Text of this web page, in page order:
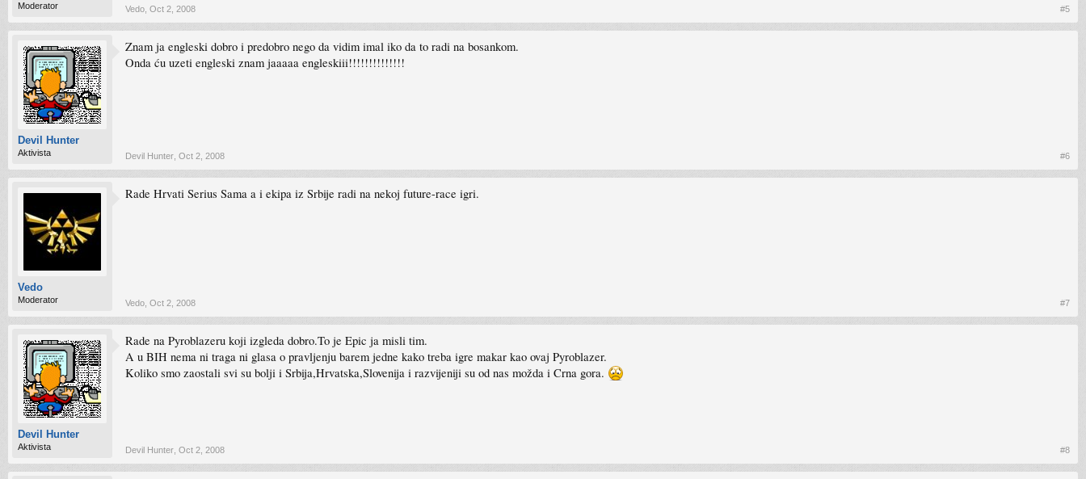
Moderator Vedo Oct 2, 2008 #5
Devil Hunter
Aktivista
Znam ja engleski dobro i predobro nego da vidim imal iko da to radi na bosankom.
Onda ću uzeti engleski znam jaaaaa engleskiii!!!!!!!!!!!!!!
Devil Hunter Oct 2, 2008 #6
Vedo
Moderator
Rade Hrvati Serius Sama a i ekipa iz Srbije radi na nekoj future-race igri.
Vedo Oct 2, 2008 #7
Devil Hunter
Aktivista
Rade na Pyroblazeru koji izgleda dobro.To je Epic ja misli tim.
A u BIH nema ni traga ni glasa o pravljenju barem jedne kako treba igre makar kao ovaj Pyroblazer.
Koliko smo zaostali svi su bolji i Srbija,Hrvatska,Slovenija i razvijeniji su od nas možda i Crna gora.
Devil Hunter Oct 2, 2008 #8